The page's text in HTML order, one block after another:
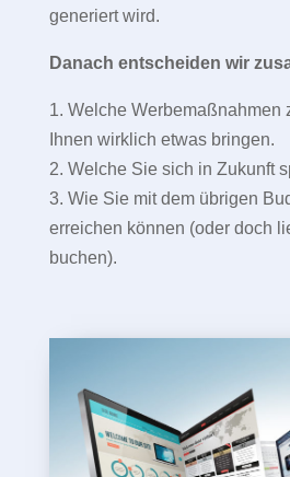
generiert wird.
Danach entscheiden wir
1. Welche Werbemaßnahmen
Ihnen wirklich etwas bringen.
2. Welche Sie sich in Zukunft
3. Wie Sie mit dem übrigen
erreichen können (oder doch
buchen).